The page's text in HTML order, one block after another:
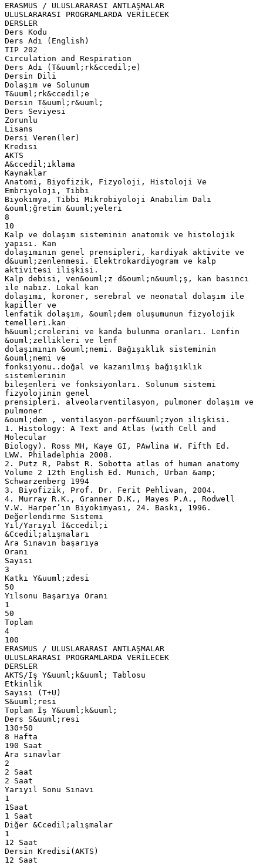
ERASMUS / ULUSLARARASI ANTLAŞMALAR
ULUSLARARASI PROGRAMLARDA VERİLECEK
DERSLER
Ders Kodu
Ders Adı (English)
TIP 202
Circulation and Respiration
Ders Adı (T&uuml;rk&ccedil;e)
Dersin Dili
Dolaşım ve Solunum
T&uuml;rk&ccedil;e
Dersin T&uuml;r&uuml;
Ders Seviyesi
Zorunlu
Lisans
Dersi Veren(ler)
Kredisi
AKTS
A&ccedil;ıklama
Kaynaklar
Anatomi, Biyofizik, Fizyoloji, Histoloji Ve
Embriyoloji, Tibbi
Biyokimya, Tibbi Mikrobiyoloji Anabilim Dalı
&ouml;ğretim &uuml;yeleri
8
10
Kalp ve dolaşım sisteminin anatomik ve histolojik
yapısı. Kan
dolaşımının genel prensipleri, kardiyak aktivite ve
d&uuml;zenlenmesi. Elektrokardiyogram ve kalp
aktivitesi ilişkisi.
Kalp debisi, ven&ouml;z d&ouml;n&uuml;ş, kan basıncı
ile nabız. Lokal kan
dolaşımı, koroner, serebral ve neonatal dolaşım ile
kapiller ve
lenfatik dolaşım, &ouml;dem oluşumunun fizyolojik
temelleri.kan
h&uuml;crelerini ve kanda bulunma oranları. Lenfin
&ouml;zellikleri ve lenf
dolaşımının &ouml;nemi. Bağışıklık sisteminin
&ouml;nemi ve
fonksiyonu..doğal ve kazanılmış bağışıklık
sistemlerinin
bileşenleri ve fonksiyonları. Solunum sistemi
fizyolojinin genel
prensipleri. alveolarventilasyon, pulmoner dolaşım ve
pulmoner
&ouml;dem , ventilasyon-perf&uuml;zyon ilişkisi.
1. Histology: A Text and Atlas (with Cell and
Molecular
Biology). Ross MH, Kaye GI, PAwlina W. Fifth Ed.
LWW. Philadelphia 2008.
2. Putz R, Pabst R. Sobotta atlas of human anatomy
Volume 2 12th English Ed. Munich, Urban &amp;
Schwarzenberg 1994
3. Biyofizik, Prof. Dr. Ferit Pehlivan, 2004.
4. Murray R.K., Granner D.K., Mayes P.A., Rodwell
V.W. Harper’ın Biyokimyası, 24. Baskı, 1996.
Değerlendirme Sistemi
Yıl/Yarıyıl İ&ccedil;i
&Ccedil;alışmaları
Ara Sınavın başarıya
Oranı
Sayısı
3
Katkı Y&uuml;zdesi
50
Yılsonu Başarıya Oranı
1
50
Toplam
4
100
ERASMUS / ULUSLARARASI ANTLAŞMALAR
ULUSLARARASI PROGRAMLARDA VERİLECEK
DERSLER
AKTS/İş Y&uuml;k&uuml; Tablosu
Etkinlik
Sayısı (T+U)
S&uuml;resi
Toplam İş Y&uuml;k&uuml;
Ders S&uuml;resi
130+50
8 Hafta
190 Saat
Ara sınavlar
2
2 Saat
2 Saat
Yarıyıl Sonu Sınavı
1
1Saat
1 Saat
Diğer &Ccedil;alışmalar
1
12 Saat
Dersin Kredisi(AKTS)
12 Saat